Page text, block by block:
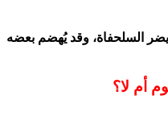
السلحفاة، وقد يُهضم بعضه
أم لا؟